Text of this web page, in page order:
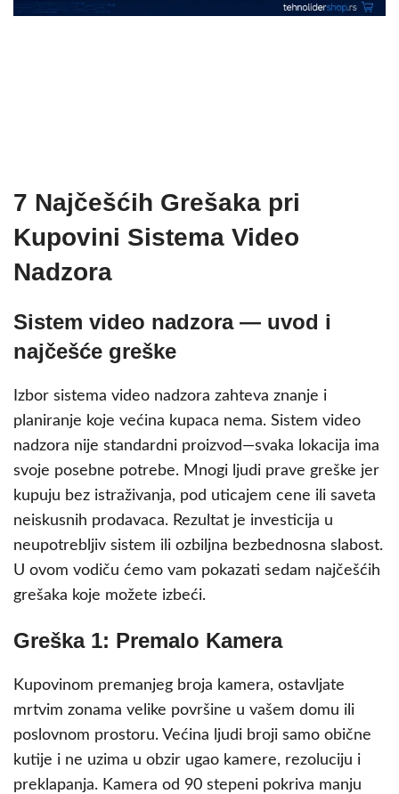
7 Najčešćih Grešaka pri
Kupovini Sistema Video
Nadzora
Sistem video nadzora — uvod i
najčešće greške
Izbor sistema video nadzora zahteva znanje i
planiranje koje većina kupaca nema. Sistem video
nadzora nije standardni proizvod—svaka lokacija ima
svoje posebne potrebe. Mnogi ljudi prave greške jer
kupuju bez istraživanja, pod uticajem cene ili saveta
neiskusnih prodavaca. Rezultat je investicija u
neupotrebljiv sistem ili ozbiljna bezbednosna slabost.
U ovom vodiču ćemo vam pokazati sedam najčešćih
grešaka koje možete izbeći.
Greška 1: Premalo Kamera
Kupovinom premanjeg broja kamera, ostavljate
mrtvim zonama velike površine u vašem domu ili
poslovnom prostoru. Većina ljudi broji samo obične
kutije i ne uzima u obzir ugao kamere, rezoluciju i
preklapanja. Kamera od 90 stepeni pokriva manju